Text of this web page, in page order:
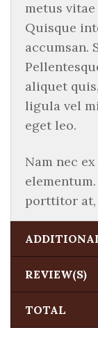
metus
Quisque
accumsan.
aliquet
ligula vel
eget leo.
Nam nec
porttitor
REVIEW(S)
TOTAL